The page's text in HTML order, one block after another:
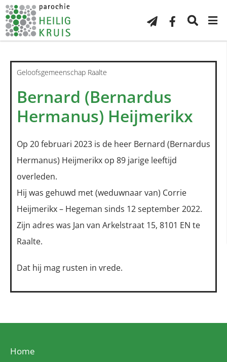
Geloofsgemeenschap Raalte
Bernard (Bernardus
Hermanus) Heijmerikx
Op 20 februari 2023 is de heer Bernard (Bernardus
Hermanus) Heijmerikx op 89 jarige leeftijd
overleden.
Hij was gehuwd met (weduwnaar van) Corrie
Heijmerikx – Hegeman sinds 12 september 2022.
Zijn adres was Jan van Arkelstraat 15, 8101 EN te
Raalte.
Dat hij mag rusten in vrede.
Home